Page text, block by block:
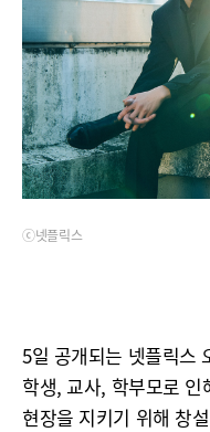
ⓒ넷플릭스
5일 공개되는 넷플릭스
학생, 교사, 학부모로
현장을 지키기 위해 창